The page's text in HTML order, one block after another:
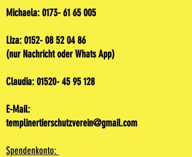
Michaela: 0173- 61 65 005
Liza: 0152- 08 52 04 86
(nur Nachricht oder Whats App)
Claudia: 01520- 45 95 128
E-Mail:
templinertierschutzverein@gmail.com
Spendenkonto: